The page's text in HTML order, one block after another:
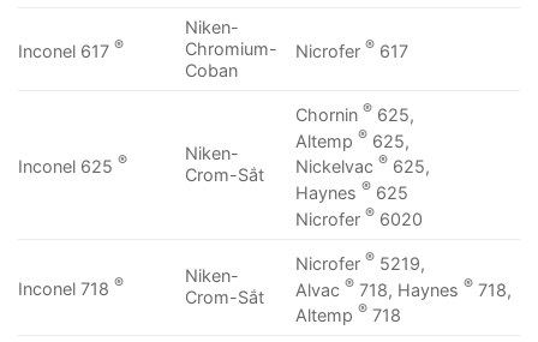
Inconel 617 ®
Niken-
Chromium-
Coban
Nicrofer® 617
Inconel 625 ®
Niken-
Crom-Sắt
Chornin® 625,
Altemp® 625,
Nickelvac® 625,
Haynes® 625
Nicrofer® 6020
Inconel 718 ®
Niken-
Crom-Sắt
Nicrofer® 5219,
Alvac® 718, Haynes® 718,
Altemp® 718